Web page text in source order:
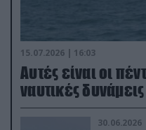
15.07.2026 | 16:03
Aυτές είναι οι
ναυτικές
30.06.2026